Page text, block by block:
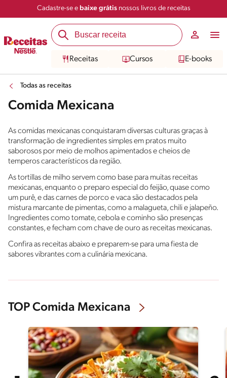
Cadastre-se e baixe grátisnossos livros de receitas
Receitas Cursos E-books
Todas as receitas
Comida Mexicana
As comidas mexicanas conquistaram diversas culturas graças à
transformação de ingredientes simples em pratos muito
saborosos por meio de molhos apimentados e cheios de
temperos característicos da região.
As tortillas de milho servem como base para muitas receitas
mexicanas, enquanto o preparo especial do feijão, quase como
um purê, e das carnes de porco e vaca são destacados pela
mistura marcante de pimentas, como a malagueta, chili e jalapeño.
Ingredientes como tomate, cebola e cominho são presenças
constantes, e fecham com chave de ouro as receitas mexicanas.
Confira as receitas abaixo e preparem-se para uma fiesta de
sabores vibrantes com a culinária mexicana.
TOP Comida Mexicana